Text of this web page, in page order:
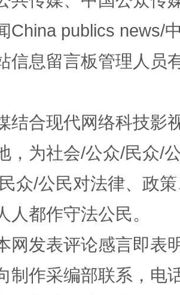
用工荒背后
对药下症？
China publics news/
信息留言板管理人员
结合现代网络科技影
，为社会/公众/民众/
众/公民对法律、政
人都作守法公民。
网发表评论感言即表
制作采编部联系，电